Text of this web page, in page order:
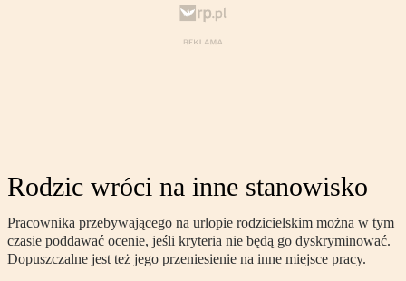
Rodzic wróci na inne stanowisko
Pracownika przebywającego na urlopie rodzicielskim można w tym
czasie poddawać ocenie, jeśli kryteria nie będą go dyskryminować.
Dopuszczalne jest też jego przeniesienie na inne miejsce pracy.